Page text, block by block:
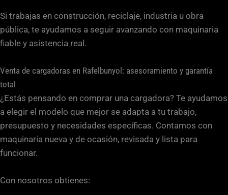
Si trabajas en construcción, reciclaje, industria u obra
pública, te ayudamos a seguir avanzando con maquinaria
fiable y asistencia real.
Venta de cargadoras en Rafelbunyol: asesoramiento y garantía
total
¿Estás pensando en comprar una cargadora? Te ayudamos
a elegir el modelo que mejor se adapta a tu trabajo,
presupuesto y necesidades específicas. Contamos con
maquinaria nueva y de ocasión, revisada y lista para
funcionar.
Con nosotros obtienes: